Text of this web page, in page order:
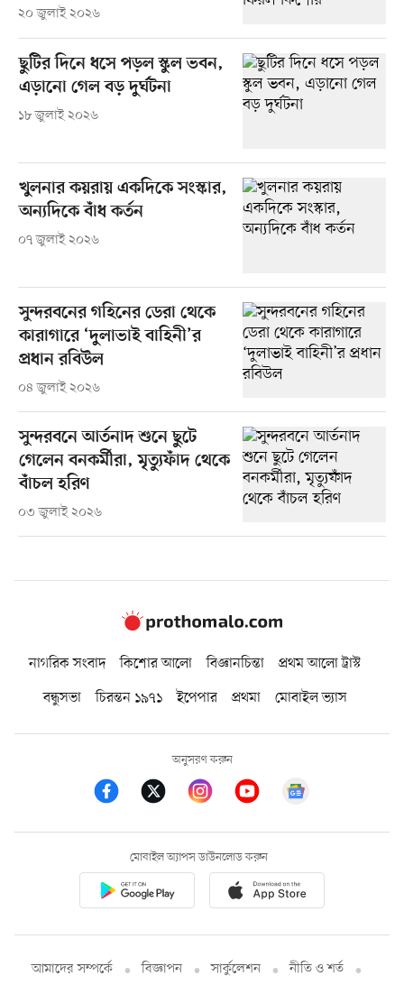
২০ জুলাই ২০২৬
ছুটির দিনে ধসে পড়ল স্কুল ভবন,
এড়ানো গেল বড় দুর্ঘটনা
১৮ জুলাই ২০২৬
খুলনার কয়রায় একদিকে সংস্কার,
অন্যদিকে বাঁধ কর্তন
০৭ জুলাই ২০২৬
সুন্দরবনের গহিনের ডেরা থেকে
কারাগারে ‘দুলাভাই বাহিনী’র
প্রধান রবিউল
০৪ জুলাই ২০২৬
সুন্দরবনে আর্তনাদ শুনে ছুটে
গেলেন বনকর্মীরা, মৃত্যুফাঁদ থেকে
বাঁচল হরিণ
০৩ জুলাই ২০২৬
নাগরিক সংবাদ কিশোর আলো বিজ্ঞানচিন্তা
প্রথম আলো ট্রাস্ট
বন্ধুসভা
চিরন্তন ১৯৭১ ইপেপার প্রথমা মোবাইল ভ্যাস
অনুসরণ করুন
মোবাইল অ্যাপস ডাউনলোড করুন
আমাদের সম্পর্কে বিজ্ঞাপন সার্কুলেশন নীতি ও শর্ত